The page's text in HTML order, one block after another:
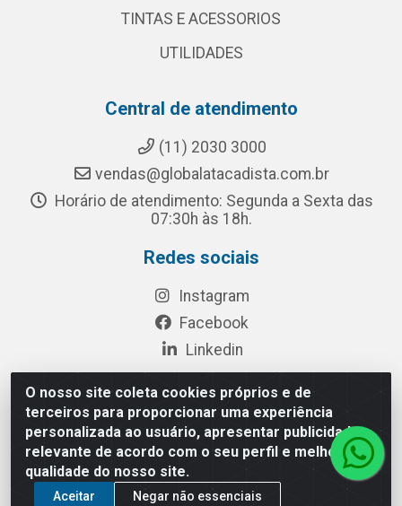
O nosso site coleta cookies próprios e de
terceiros para proporcionar uma experiência
personalizada ao usuário, apresentar publicidade
relevante de acordo com o seu perfil e melhorar a
qualidade do nosso site.
Aceitar Negar não essenciais
TINTAS E ACESSORIOS
UTILIDADES
Central de atendimento
(11) 2030 3000
vendas@globalatacadista.com.br
Horário de atendimento: Segunda a Sexta das
07:30h às 18h.
Redes sociais
Instagram
Facebook
Linkedin
Rua Chipuê, 117 - S. Miguel Paulista São Paulo/SP - CEP
08010-260- CNPJ: 03.010.739/0001-72